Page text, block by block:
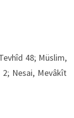
48; Müslim,
Nesai, Mevâkît